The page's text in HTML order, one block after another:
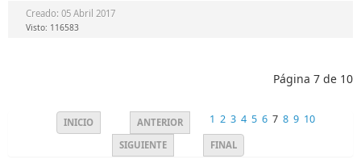
Creado: 05 Abril 2017
Visto: 116583
Página 7 de 10
INICIO ANTERIOR 1 2 3 4 5 6 7 8 9 10
SIGUIENTE FINAL